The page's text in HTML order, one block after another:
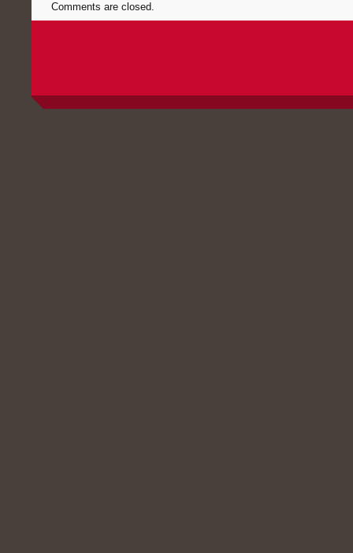
Comments are closed.